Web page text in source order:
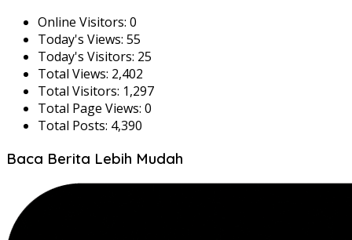
Online Visitors: 0
Today's Views: 55
Today's Visitors: 25
Total Views: 2,402
Total Visitors: 1,297
Total Page Views: 0
Total Posts: 4,390
Baca Berita Lebih Mudah